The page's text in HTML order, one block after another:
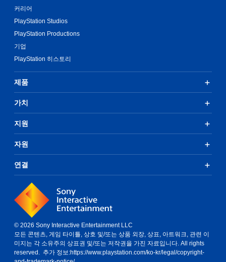
커리어
PlayStation Studios
PlayStation Productions
기업
PlayStation 히스토리
제품
가치
지원
자원
연결
© 2026 Sony Interactive Entertainment LLC
모든 콘텐츠, 게임 타이틀, 상호 및/또는 상품 외장, 상표, 아트워크, 관련 이
미지는 각 소유주의 상표권 및/또는 저작권을 가진 자료입니다. All rights
reserved. 추가 정보:https://www.playstation.com/ko-kr/legal/copyright-